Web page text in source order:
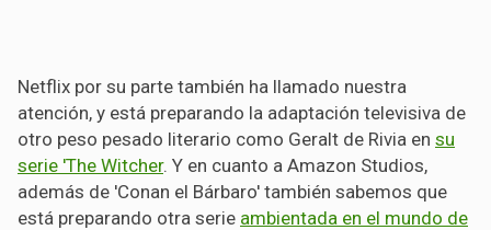
Netflix por su parte también ha llamado nuestra
atención, y está preparando la adaptación televisiva de
otro peso pesado literario como Geralt de Rivia en su
serie 'The Witcher. Y en cuanto a Amazon Studios,
además de 'Conan el Bárbaro' también sabemos que
está preparando otra serie ambientada en el mundo de